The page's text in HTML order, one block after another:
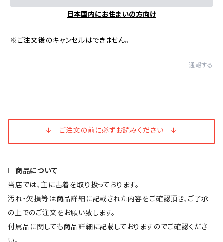
日本国内にお住まいの方向け
※ご注文後のキャンセルはできません。
通報する
↓ ご注文の前に必ずお読みください ↓
□商品について
当店では、主に古着を取り扱っております。
汚れ・欠損等は商品詳細に記載された内容をご確認頂き、ご了承
の上でのご注文をお願い致します。
付属品に関しても商品詳細に記載しておりますのでご確認くださ
い。